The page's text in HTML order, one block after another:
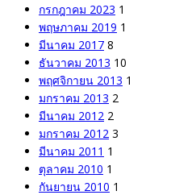
กรกฎาคม 2023 1
พฤษภาคม 2019 1
มีนาคม 2017 8
ธันวาคม 2013 10
พฤศจิกายน 2013 1
มกราคม 2013 2
มีนาคม 2012 2
มกราคม 2012 3
มีนาคม 2011 1
ตุลาคม 2010 1
กันยายน 2010 1